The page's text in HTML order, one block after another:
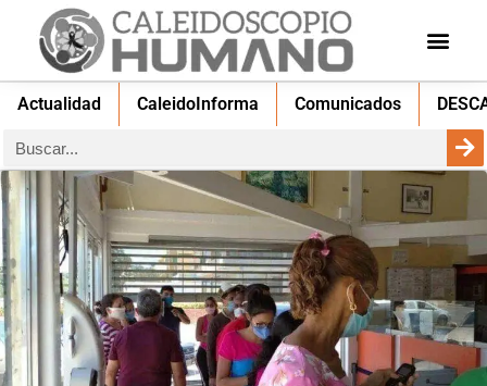
Actualidad CaleidoInforma Comunicados